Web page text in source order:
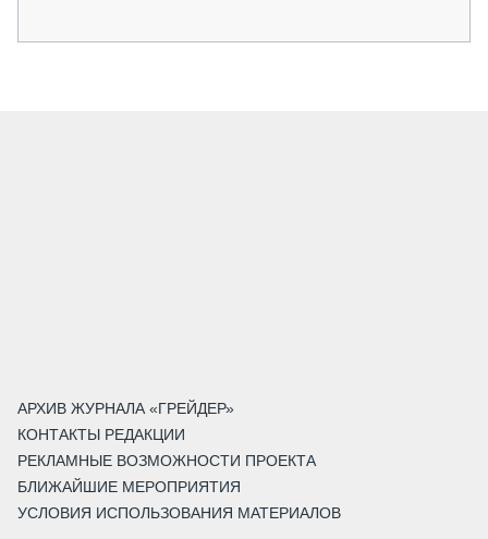
АРХИВ ЖУРНАЛА «ГРЕЙДЕР»
КОНТАКТЫ РЕДАКЦИИ
РЕКЛАМНЫЕ ВОЗМОЖНОСТИ ПРОЕКТА
БЛИЖАЙШИЕ МЕРОПРИЯТИЯ
УСЛОВИЯ ИСПОЛЬЗОВАНИЯ МАТЕРИАЛОВ